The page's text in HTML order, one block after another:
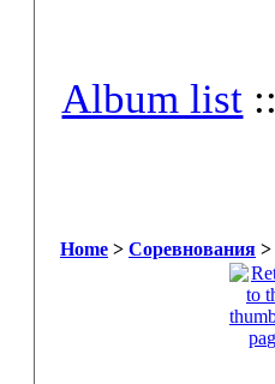
Album list ::
Home > Соревнования >